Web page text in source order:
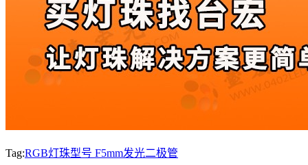
Tag:RGB灯珠型号 F5mm发光二极管